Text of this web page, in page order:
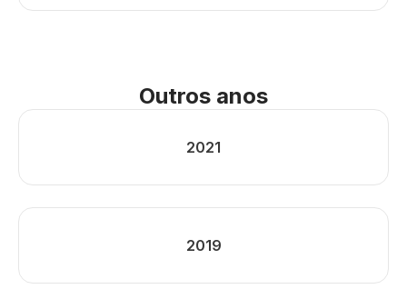
Outros anos
2021
2019